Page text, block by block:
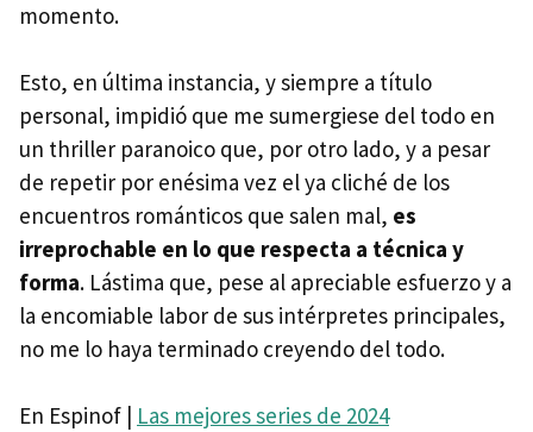
momento.
Esto, en última instancia, y siempre a título
personal, impidió que me sumergiese del todo en
un thriller paranoico que, por otro lado, y a pesar
de repetir por enésima vez el ya cliché de los
encuentros románticos que salen mal, es
irreprochable en lo que respecta a técnica y
forma. Lástima que, pese al apreciable esfuerzo y a
la encomiable labor de sus intérpretes principales,
no me lo haya terminado creyendo del todo.
En Espinof | Las mejores series de 2024